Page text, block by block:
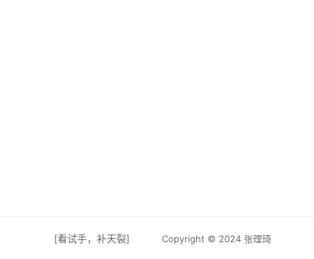
[看试手，补天裂] Copyright © 2024 张理琦